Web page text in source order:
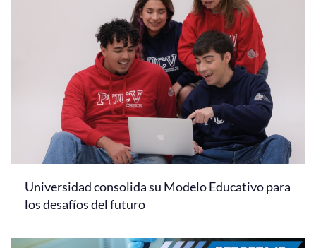
Universidad consolida su Modelo Educativo para
los desafíos del futuro